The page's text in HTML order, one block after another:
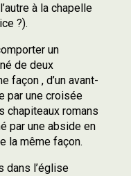
à la chapelle
?).
un
de deux
façon , d’un avant-
par une croisée
chapiteaux romans
par une abside en
la même façon.
dans l’église